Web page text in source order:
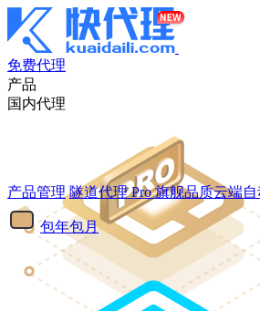
免费代理
产品
国内代理
产品管理 隧道代理Pro 旗舰品质云端
包年包月